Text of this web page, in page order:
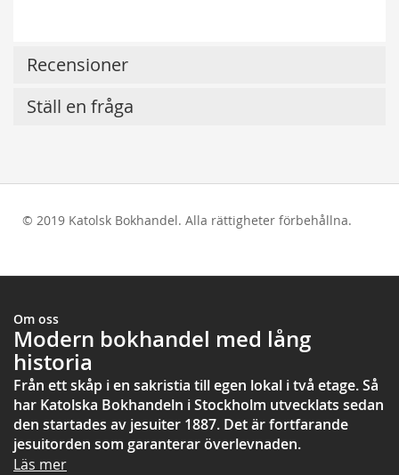
Recensioner
Ställ en fråga
© 2019 Katolsk Bokhandel. Alla rättigheter förbehållna.
Om oss
Modern bokhandel med lång
historia
Från ett skåp i en sakristia till egen lokal i två etage. Så
har Katolska Bokhandeln i Stockholm utvecklats sedan
den startades av jesuiter 1887. Det är fortfarande
jesuitorden som garanterar överlevnaden.
Läs mer